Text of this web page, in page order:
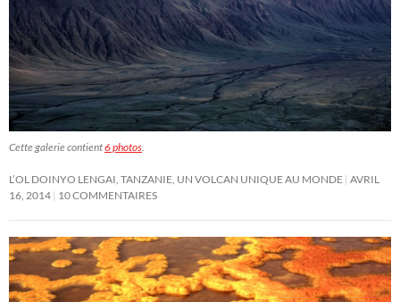
Cette galerie contient6 photos
L’OL DOINYO LENGAI, TANZANIE, UN VOLCAN UNIQUE AU MONDE AVRIL
16, 2014 10 COMMENTAIRES